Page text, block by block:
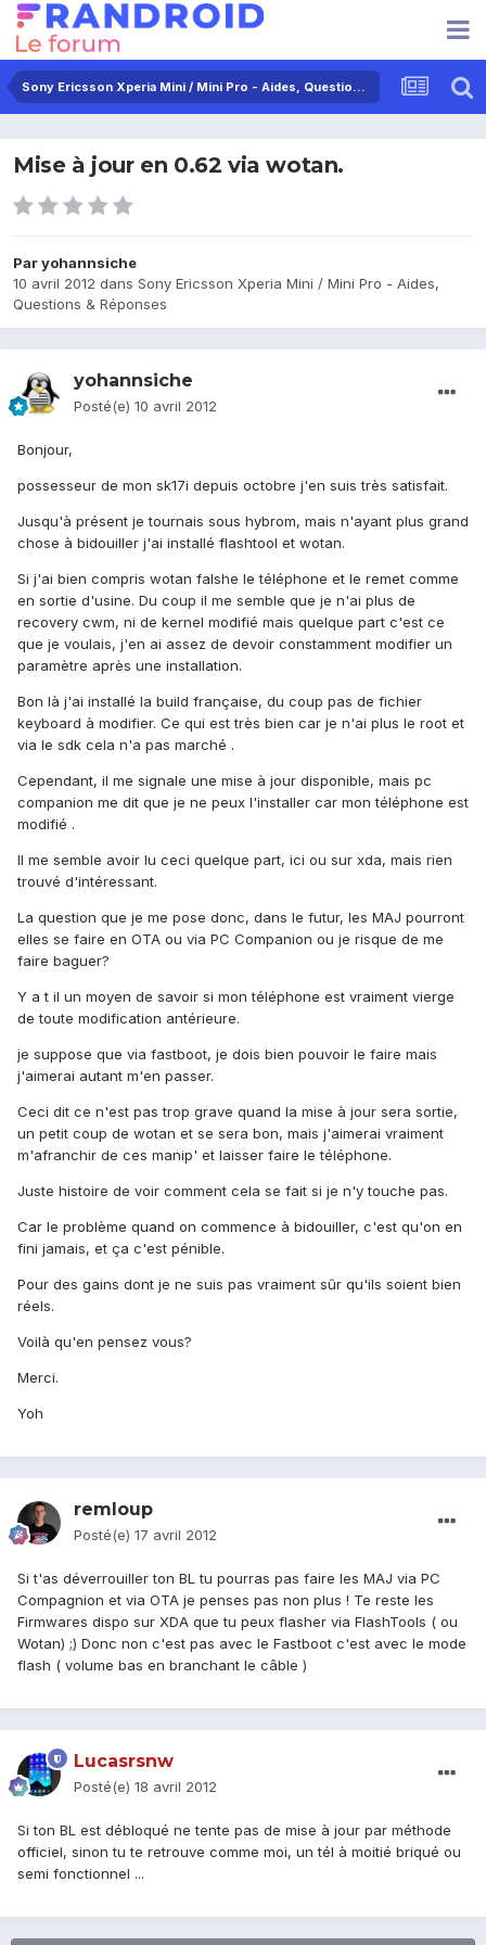
Sony Ericsson Xperia Mini / Mini Pro - Aides, Questions & Réponses
Mise à jour en 0.62 via wotan.
Paryohannsiche
10 avril 2012 dans Sony Ericsson Xperia Mini / Mini Pro - Aides,
Questions & Réponses
yohannsiche
Posté(e) 10 avril 2012
Bonjour,
possesseur de mon sk17i depuis octobre j'en suis très satisfait.
Jusqu'à présent je tournais sous hybrom, mais n'ayant plus grand
chose à bidouiller j'ai installé flashtool et wotan.
Si j'ai bien compris wotan falshe le téléphone et le remet comme
en sortie d'usine. Du coup il me semble que je n'ai plus de
recovery cwm, ni de kernel modifié mais quelque part c'est ce
que je voulais, j'en ai assez de devoir constamment modifier un
paramètre après une installation.
Bon là j'ai installé la build française, du coup pas de fichier
keyboard à modifier. Ce qui est très bien car je n'ai plus le root et
via le sdk cela n'a pas marché .
Cependant, il me signale une mise à jour disponible, mais pc
companion me dit que je ne peux l'installer car mon téléphone est
modifié .
Il me semble avoir lu ceci quelque part, ici ou sur xda, mais rien
trouvé d'intéressant.
La question que je me pose donc, dans le futur, les MAJ pourront
elles se faire en OTA ou via PC Companion ou je risque de me
faire baguer?
Y a t il un moyen de savoir si mon téléphone est vraiment vierge
de toute modification antérieure.
je suppose que via fastboot, je dois bien pouvoir le faire mais
j'aimerai autant m'en passer.
Ceci dit ce n'est pas trop grave quand la mise à jour sera sortie,
un petit coup de wotan et se sera bon, mais j'aimerai vraiment
m'afranchir de ces manip' et laisser faire le téléphone.
Juste histoire de voir comment cela se fait si je n'y touche pas.
Car le problème quand on commence à bidouiller, c'est qu'on en
fini jamais, et ça c'est pénible.
Pour des gains dont je ne suis pas vraiment sûr qu'ils soient bien
réels.
Voilà qu'en pensez vous?
Merci.
Yoh
remloup
Posté(e) 17 avril 2012
Si t'as déverrouiller ton BL tu pourras pas faire les MAJ via PC
Compagnion et via OTA je penses pas non plus ! Te reste les
Firmwares dispo sur XDA que tu peux flasher via FlashTools ( ou
Wotan) ;) Donc non c'est pas avec le Fastboot c'est avec le mode
flash ( volume bas en branchant le câble )
Lucasrsnw
Posté(e) 18 avril 2012
Si ton BL est débloqué ne tente pas de mise à jour par méthode
officiel, sinon tu te retrouve comme moi, un tél à moitié briqué ou
semi fonctionnel ...